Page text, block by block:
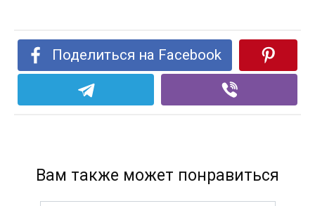
Поделиться на Facebook
Вам также может понравиться